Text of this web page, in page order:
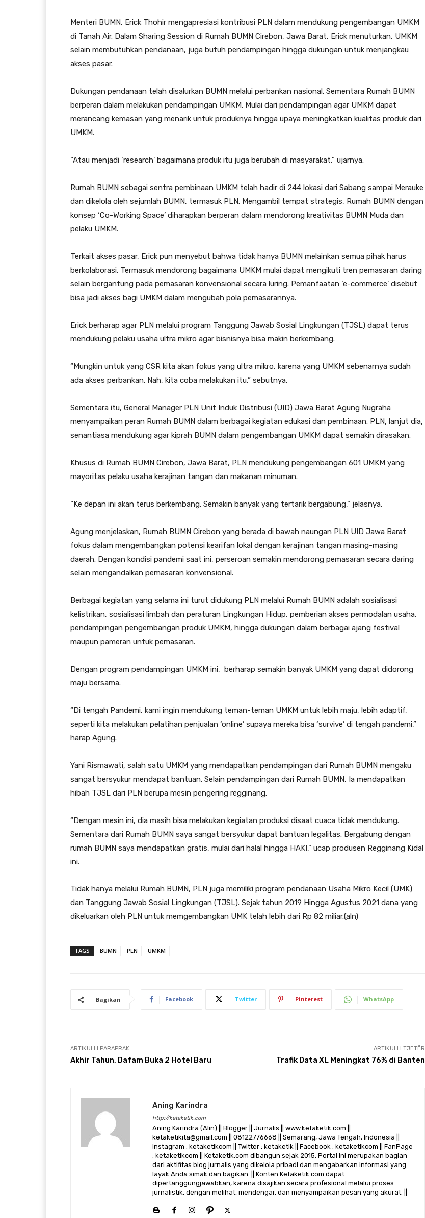
Menteri BUMN, Erick Thohir mengapresiasi kontribusi PLN dalam mendukung pengembangan UMKM
di Tanah Air. Dalam Sharing Session di Rumah BUMN Cirebon, Jawa Barat, Erick menuturkan, UMKM
selain membutuhkan pendanaan, juga butuh pendampingan hingga dukungan untuk menjangkau
akses pasar.
Dukungan pendanaan telah disalurkan BUMN melalui perbankan nasional. Sementara Rumah BUMN
berperan dalam melakukan pendampingan UMKM. Mulai dari pendampingan agar UMKM dapat
merancang kemasan yang menarik untuk produknya hingga upaya meningkatkan kualitas produk dari
UMKM.
“Atau menjadi ‘research’ bagaimana produk itu juga berubah di masyarakat,” ujarnya.
Rumah BUMN sebagai sentra pembinaan UMKM telah hadir di 244 lokasi dari Sabang sampai Merauke
dan dikelola oleh sejumlah BUMN, termasuk PLN. Mengambil tempat strategis, Rumah BUMN dengan
konsep ‘Co-Working Space’ diharapkan berperan dalam mendorong kreativitas BUMN Muda dan
pelaku UMKM.
Terkait akses pasar, Erick pun menyebut bahwa tidak hanya BUMN melainkan semua pihak harus
berkolaborasi. Termasuk mendorong bagaimana UMKM mulai dapat mengikuti tren pemasaran daring
selain bergantung pada pemasaran konvensional secara luring. Pemanfaatan ‘e-commerce’ disebut
bisa jadi akses bagi UMKM dalam mengubah pola pemasarannya.
Erick berharap agar PLN melalui program Tanggung Jawab Sosial Lingkungan (TJSL) dapat terus
mendukung pelaku usaha ultra mikro agar bisnisnya bisa makin berkembang.
“Mungkin untuk yang CSR kita akan fokus yang ultra mikro, karena yang UMKM sebenarnya sudah
ada akses perbankan. Nah, kita coba melakukan itu,” sebutnya.
Sementara itu, General Manager PLN Unit Induk Distribusi (UID) Jawa Barat Agung Nugraha
menyampaikan peran Rumah BUMN dalam berbagai kegiatan edukasi dan pembinaan. PLN, lanjut dia,
senantiasa mendukung agar kiprah BUMN dalam pengembangan UMKM dapat semakin dirasakan.
Khusus di Rumah BUMN Cirebon, Jawa Barat, PLN mendukung pengembangan 601 UMKM yang
mayoritas pelaku usaha kerajinan tangan dan makanan minuman.
“Ke depan ini akan terus berkembang. Semakin banyak yang tertarik bergabung,” jelasnya.
Agung menjelaskan, Rumah BUMN Cirebon yang berada di bawah naungan PLN UID Jawa Barat
fokus dalam mengembangkan potensi kearifan lokal dengan kerajinan tangan masing-masing
daerah. Dengan kondisi pandemi saat ini, perseroan semakin mendorong pemasaran secara daring
selain mengandalkan pemasaran konvensional.
Berbagai kegiatan yang selama ini turut didukung PLN melalui Rumah BUMN adalah sosialisasi
kelistrikan, sosialisasi limbah dan peraturan Lingkungan Hidup, pemberian akses permodalan usaha,
pendampingan pengembangan produk UMKM, hingga dukungan dalam berbagai ajang festival
maupun pameran untuk pemasaran.
Dengan program pendampingan UMKM ini, berharap semakin banyak UMKM yang dapat didorong
maju bersama.
“Di tengah Pandemi, kami ingin mendukung teman-teman UMKM untuk lebih maju, lebih adaptif,
seperti kita melakukan pelatihan penjualan ‘online’ supaya mereka bisa ‘survive’ di tengah pandemi,”
harap Agung.
Yani Rismawati, salah satu UMKM yang mendapatkan pendampingan dari Rumah BUMN mengaku
sangat bersyukur mendapat bantuan. Selain pendampingan dari Rumah BUMN, Ia mendapatkan
hibah TJSL dari PLN berupa mesin pengering regginang.
“Dengan mesin ini, dia masih bisa melakukan kegiatan produksi disaat cuaca tidak mendukung.
Sementara dari Rumah BUMN saya sangat bersyukur dapat bantuan legalitas. Bergabung dengan
rumah BUMN saya mendapatkan gratis, mulai dari halal hingga HAKI,” ucap produsen Regginang Kidal
ini.
Tidak hanya melalui Rumah BUMN, PLN juga memiliki program pendanaan Usaha Mikro Kecil (UMK)
dan Tanggung Jawab Sosial Lingkungan (TJSL). Sejak tahun 2019 Hingga Agustus 2021 dana yang
dikeluarkan oleh PLN untuk memgembangkan UMK telah lebih dari Rp 82 miliar.(aln)
TAGS BUMN PLN UMKM
Bagikan Facebook Twitter Pinterest WhatsApp
ARTIKULLI PARAPRAK
Akhir Tahun, Dafam Buka 2 Hotel Baru
ARTIKULLI TJETËR
Trafik Data XL Meningkat 76% di Banten
Aning Karindra
http://ketaketik.com
Aning Karindra (Alin) || Blogger || Jurnalis || www.ketaketik.com ||
ketaketikita@gmail.com || 08122776668 || Semarang, Jawa Tengah, Indonesia ||
Instagram : ketaketikcom || Twitter : ketaketik || Facebook : ketaketikcom || FanPage
: ketaketikcom || Ketaketik.com dibangun sejak 2015. Portal ini merupakan bagian
dari aktifitas blog jurnalis yang dikelola pribadi dan mengabarkan informasi yang
layak Anda simak dan bagikan. || Konten Ketaketik.com dapat
dipertanggungjawabkan, karena disajikan secara profesional melalui proses
jurnalistik, dengan melihat, mendengar, dan menyampaikan pesan yang akurat. ||